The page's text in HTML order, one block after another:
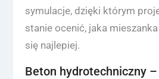
symulacje, dzięki którym
stanie ocenić, jaka
się najlepiej.
Beton hydrotechniczny